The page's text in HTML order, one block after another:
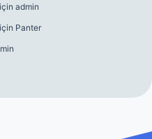
için admin
için Panter